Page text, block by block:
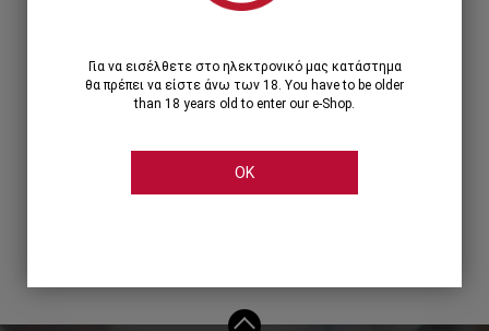
ΣΥΝΔΕΣΗ ΜΕ ...
Για να εισέλθετε στο ηλεκτρονικό μας κατάστημα
θα πρέπει να είστε άνω των 18. You have to be older
than 18 years old to enter our e-Shop.
OK